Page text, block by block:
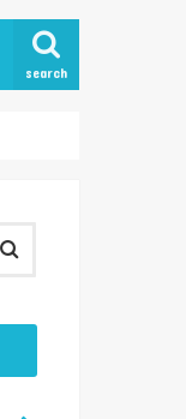
search